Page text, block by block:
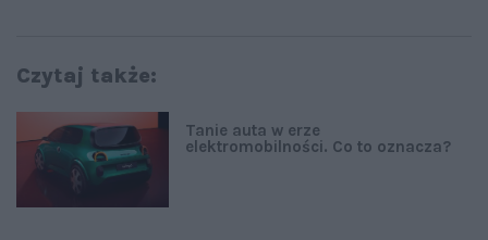
Czytaj także:
Tanie auta w erze
elektromobilności. Co to oznacza?